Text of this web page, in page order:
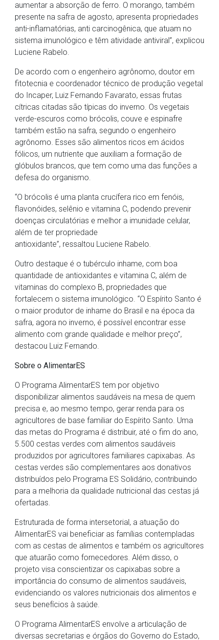
aumentar a absorção de ferro. O morango, também
presente na safra de agosto, apresenta propriedades
anti-inflamatórias, anti carcinogênica, que atuam no
sistema imunológico e têm atividade antiviral”, explicou
Luciene Rabelo.
De acordo com o engenheiro agrônomo, doutor em
fitotecnia e coordenador técnico de produção vegetal
do Incaper, Luiz Fernando Favarato, essas frutas
cítricas citadas são típicas do inverno. Os vegetais
verde-escuros como brócolis, couve e espinafre
também estão na safra, segundo o engenheiro
agrônomo. Esses são alimentos ricos em ácidos
fólicos, um nutriente que auxiliam a formação de
glóbulos brancos, que tem como uma das funções a
defesa do organismo.
“O brócolis é uma planta crucífera rico em fenóis,
flavonóides, selênio e vitamina C, podendo prevenir
doenças circulatórias e melhor a imunidade celular,
além de ter propriedade
antioxidante”, ressaltou Luciene Rabelo.
Outro destaque é o tubérculo inhame, com boa
quantidade de antioxidantes e vitamina C, além de
vitaminas do complexo B, propriedades que
fortalecem o sistema imunológico. “O Espírito Santo é
o maior produtor de inhame do Brasil e na época da
safra, agora no inverno, é possível encontrar esse
alimento com grande qualidade e melhor preço”,
destacou Luiz Fernando.
Sobre o AlimentarES
O Programa AlimentarES tem por objetivo
disponibilizar alimentos saudáveis na mesa de quem
precisa e, ao mesmo tempo, gerar renda para os
agricultores de base familiar do Espírito Santo. Uma
das metas do Programa é distribuir, até o fim do ano,
5.500 cestas verdes com alimentos saudáveis
produzidos por agricultores familiares capixabas. As
cestas verdes são complementares aos donativos
distribuídos pelo Programa ES Solidário, contribuindo
para a melhoria da qualidade nutricional das cestas já
ofertadas.
Estruturada de forma intersetorial, a atuação do
AlimentarES vai beneficiar as famílias contempladas
com as cestas de alimentos e também os agricultores
que atuarão como fornecedores. Além disso, o
projeto visa conscientizar os capixabas sobre a
importância do consumo de alimentos saudáveis,
evidenciando os valores nutricionais dos alimentos e
seus benefícios à saúde.
O Programa AlimentarES envolve a articulação de
diversas secretarias e órgãos do Governo do Estado,